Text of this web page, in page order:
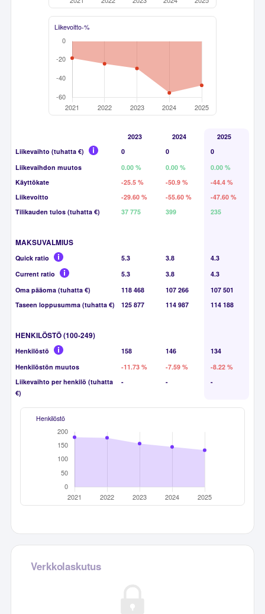
Liikevoitto-%
2023 2024
2025
Liikevaihto (tuhatta €)
0 0
0
Liikevaihdon muutos
0.00 % 0.00 %
0.00 %
Käyttökate
-25.5 % -50.9 %
-44.4 %
Liikevoitto
-29.60 % -55.60 %
-47.60 %
Tilikauden tulos (tuhatta €)
37 775 399 235
MAKSUVALMIUS
Quick ratio 5.3 3.8
4.3
Current ratio
5.3 3.8
4.3
Oma pääoma (tuhatta €)
118 468 107 266
107 501
Taseen loppusumma (tuhatta €)
125 877 114 987 114 188
HENKILÖSTÖ (100-249)
Henkilöstö 158 146
134
Henkilöstön muutos
-11.73 % -7.59 %
-8.22 %
Liikevaihto per henkilö (tuhatta
€)
- - -
Henkilöstö
Verkkolaskutus